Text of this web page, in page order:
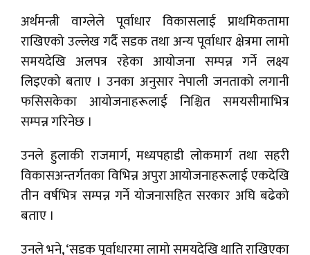
अर्थमन्त्री वाग्लेले पूर्वाधार विकासलाई प्राथमिकतामा
राखिएको उल्लेख गर्दै सडक तथा अन्य पूर्वाधार क्षेत्रमा लामो
समयदेखि अलपत्र रहेका आयोजना सम्पन्न गर्ने लक्ष्य
लिइएको बताए । उनका अनुसार नेपाली जनताको लगानी
फसिसकेका आयोजनाहरूलाई निश्चित समयसीमाभित्र
सम्पन्न गरिनेछ ।
उनले हुलाकी राजमार्ग, मध्यपहाडी लोकमार्ग तथा सहरी
विकासअन्तर्गतका विभिन्न अपुरा आयोजनाहरूलाई एकदेखि
तीन वर्षभित्र सम्पन्न गर्ने योजनासहित सरकार अघि बढेको
बताए ।
उनले भने, ‘सडक पूर्वाधारमा लामो समयदेखि थाति राखिएका